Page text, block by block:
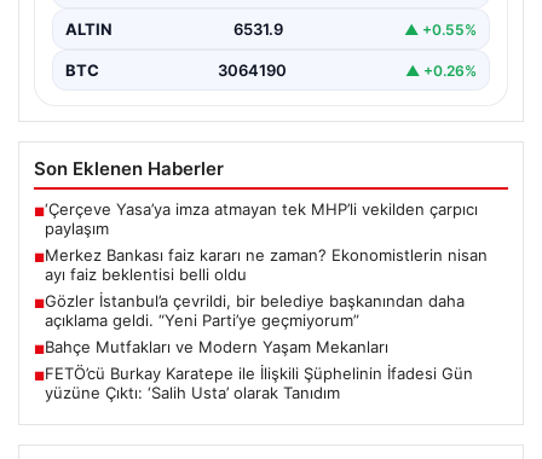
ALTIN 6531.9 ▲ +0.55%
BTC 3064190 ▲ +0.26%
Son Eklenen Haberler
■‘Çerçeve Yasa’ya imza atmayan tek MHP’li vekilden çarpıcı
paylaşım
■Merkez Bankası faiz kararı ne zaman? Ekonomistlerin nisan
ayı faiz beklentisi belli oldu
■Gözler İstanbul’a çevrildi, bir belediye başkanından daha
açıklama geldi. “Yeni Parti’ye geçmiyorum”
■Bahçe Mutfakları ve Modern Yaşam Mekanları
■FETÖ’cü Burkay Karatepe ile İlişkili Şüphelinin İfadesi Gün
yüzüne Çıktı: ‘Salih Usta’ olarak Tanıdım